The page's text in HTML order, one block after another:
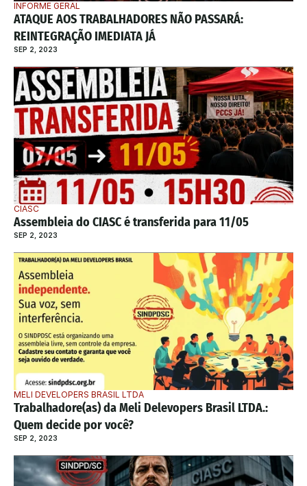
INFORME GERAL
ATAQUE AOS TRABALHADORES NÃO PASSARÁ:
REINTEGRAÇÃO IMEDIATA JÁ
SEP 2, 2023
CIASC
Assembleia do CIASC é transferida para 11/05
SEP 2, 2023
MELI DEVELOPERS BRASIL LTDA
Trabalhadore(as) da Meli Delevopers Brasil LTDA.:
Quem decide por você?
SEP 2, 2023